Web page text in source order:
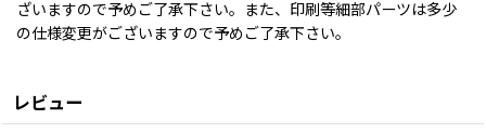
ざいますので予めご了承下さい。また、印刷等細部パーツは多少
の仕様変更がございますので予めご了承下さい。
レビュー